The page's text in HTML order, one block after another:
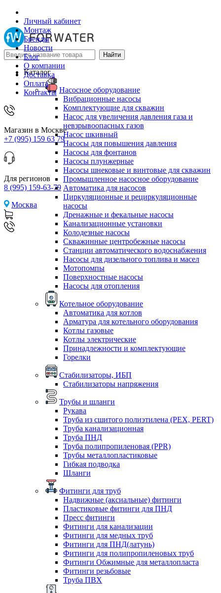
Личный кабинет
Монтаж
Бренды
Новости
Блог
О компании
Доставка
Оплата
Контакты
Магазин в Москве
+7 (995) 159 63 79
Для регионов
8 (995) 159-63-79
Москва
Каталог
Насосное оборудование
Вибрационные насосы
Комплектующие для скважин
Насос для увеличения давления газа и
невзрывоопасных газов
Насос шкивный
Насосы для повышения давления
Насосы для фонтанов
Насосы плунжерные
Насосы шнековые и винтовые для скважин
Промышленное насосное оборудование
Автоматика для насосов
Циркуляционные и рециркуляционные
насосы
Дренажные и фекальные насосы
Канализационные установки
Колодезные насосы
Скважинные центробежные насосы
Станции автоматического водоснабжения
Насосы для дизельного топлива и масел
Мотопомпы
Поверхностные насосы
Насосы для отопления
Котельное оборудование
Автоматика для котлов
Арматура для котельного оборудования
Котлы газовые
Котлы электрические
Принадлежности и комплектующие
Горелки
Стабилизаторы, ИБП
Стабилизаторы напряжения
Трубы и шланги
Рукава
Труба из сшитого полиэтилена (PEX, PERT)
Труба канализационная
Труба ПНД
Труба полипропиленовая (PPR)
Трубы металлопластиковые
Гибкая подводка
Шланги
Фитинги для труб
Надвижные (аксиальные) фитинги
Пластиковые фитинги для ПНД
Пресс фитинги
Фитинги для канализации
Фитинги для медных труб
Фитинги для ПНД(латунь)
Фитинги для полипропиленовых труб
Фитинги Обжимные для металлопласта
Фитинги резьбовые
Труба ПВХ